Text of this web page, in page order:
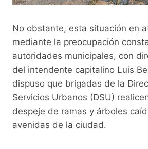
No obstante, esta situación en
mediante la preocupación
autoridades municipales, con
del intendente capitalino Luis
dispuso que brigadas de la
Servicios Urbanos (DSU)
despeje de ramas y árboles
avenidas de la ciudad.